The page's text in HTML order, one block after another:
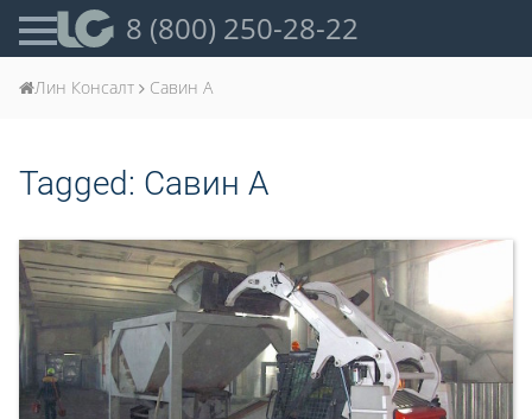
8 (800) 250-28-22
Лин Консалт Савин А
Tagged: Савин А